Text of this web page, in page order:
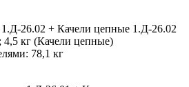
26.02 + Качели цепные 1.Д-26.02
4,5 кг (Качели цепные)
78,1 кг